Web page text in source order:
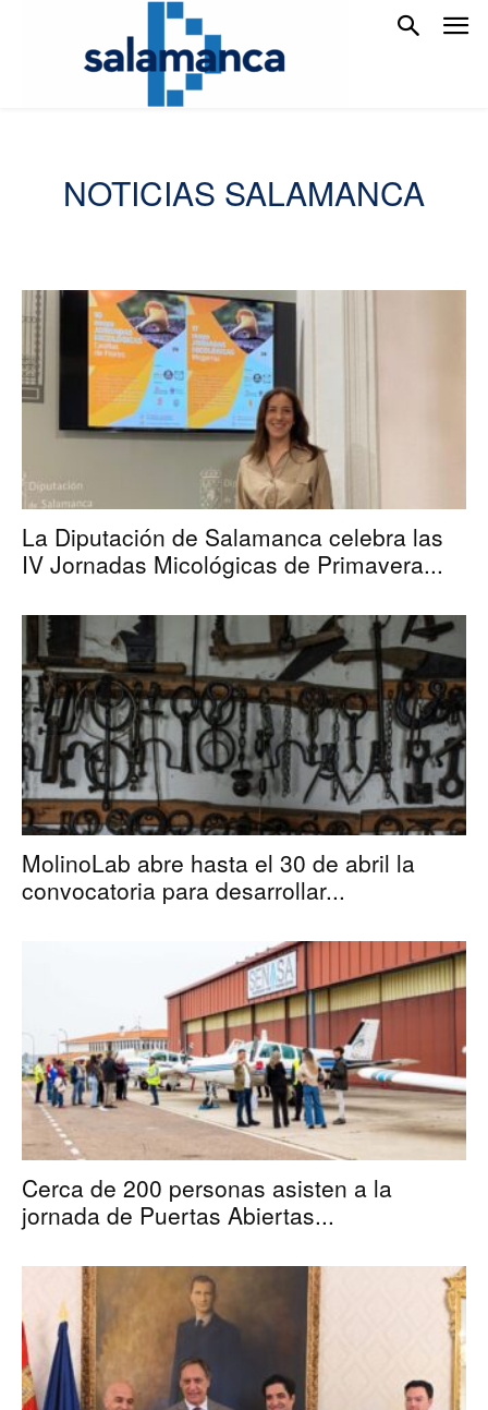
NOTICIAS SALAMANCA
La Diputación de Salamanca celebra las
IV Jornadas Micológicas de Primavera...
MolinoLab abre hasta el 30 de abril la
convocatoria para desarrollar...
Cerca de 200 personas asisten a la
jornada de Puertas Abiertas...